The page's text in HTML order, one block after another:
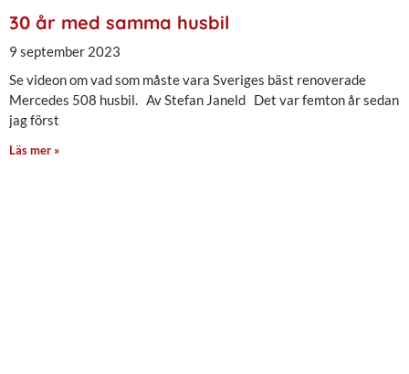
30 år med samma husbil
9 september 2023
Se videon om vad som måste vara Sveriges bäst renoverade
Mercedes 508 husbil. Av Stefan Janeld Det var femton år sedan
jag först
Läs mer »